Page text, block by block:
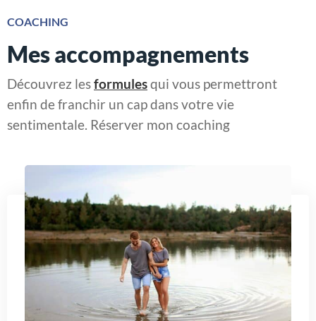
COACHING
Mes accompagnements
Découvrez lesformulesqui vous permettront
enfin de franchir un cap dans votre vie
sentimentale. Réserver mon coaching